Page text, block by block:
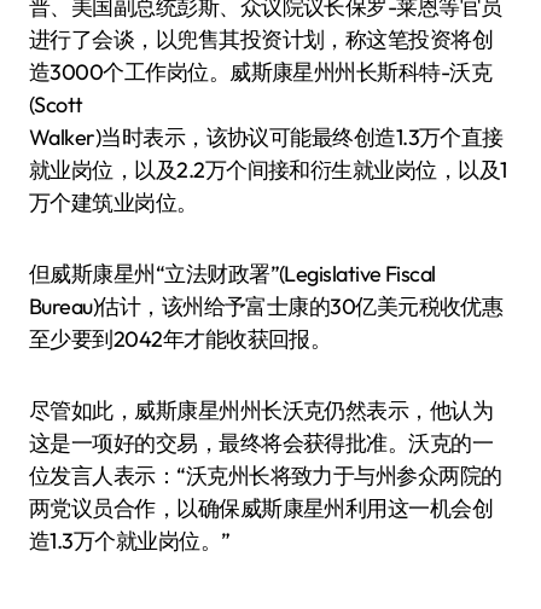
普、美国副总统彭斯、众议院议长保罗-莱恩等官员
进行了会谈，以兜售其投资计划，称这笔投资将创
造3000个工作岗位。威斯康星州州长斯科特-沃克
(Scott
Walker)当时表示，该协议可能最终创造1.3万个直接
就业岗位，以及2.2万个间接和衍生就业岗位，以及1
万个建筑业岗位。
但威斯康星州“立法财政署”(Legislative Fiscal
Bureau)估计，该州给予富士康的30亿美元税收优惠
至少要到2042年才能收获回报。
尽管如此，威斯康星州州长沃克仍然表示，他认为
这是一项好的交易，最终将会获得批准。沃克的一
位发言人表示：“沃克州长将致力于与州参众两院的
两党议员合作，以确保威斯康星州利用这一机会创
造1.3万个就业岗位。”